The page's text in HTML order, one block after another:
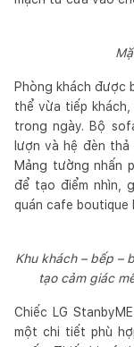
Phòng khách được
thể vừa tiếp
trong ngày. Bộ
lượn và hệ đèn thả
Mảng tường nhấn
để tạo điểm nhìn,
quán cafe boutique
Khu khách – bếp –
tạo cảm giác
Chiếc LG
một chi tiết phù